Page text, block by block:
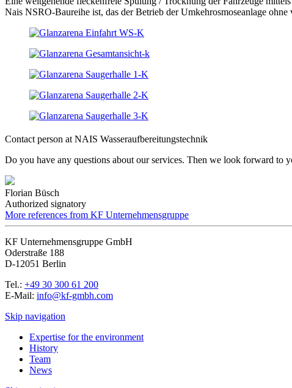
Nais NSRO-Baureihe ist, das der Betrieb der Umkehrosmoseanlage
Contact person at NAIS Wasseraufbereitungstechnik
Do you have any questions about our services. Then we look forward to
Florian Büsch
Authorized signatory
More references from KF Unternehmensgruppe
KF Unternehmensgruppe GmbH
Oderstraße 188
D-12051 Berlin
Tel.: +49 30 300 61 200
E-Mail: info@kf-gmbh.com
Skip navigation
Expertise for the environment
History
Team
News